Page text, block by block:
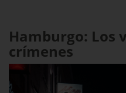
Hamburgo: Los
crímenes